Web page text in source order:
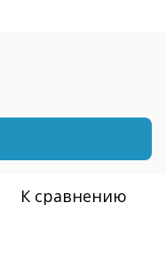
К сравнению